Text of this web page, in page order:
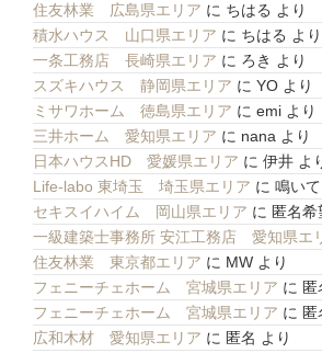
住友林業 広島県エリア に ちはる より
積水ハウス 山口県エリア に ちはる より
一条工務店 長崎県エリア に ろき より
スズキハウス 静岡県エリア に YO より
ミサワホーム 徳島県エリア に emi より
三井ホーム 愛知県エリア に nana より
日本ハウスHD 愛媛県エリア に 伊井 よ
Life-labo 東埼玉 埼玉県エリア に 鳴い
セキスイハイム 岡山県エリア に 匿名希
一級建築士事務所 安江工務店 愛知県エ
住友林業 東京都エリア に MW より
フェニーチェホーム 宮城県エリア に 匿
フェニーチェホーム 宮城県エリア に 匿
広和木材 愛知県エリア に 匿名 より